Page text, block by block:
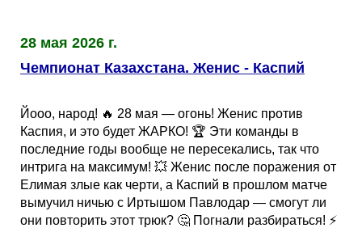
28 мая 2026 г.
Чемпионат Казахстана. Женис - Каспий
Йооо, народ! 🔥 28 мая — огонь! Женис против
Каспия, и это будет ЖАРКО! 🏆 Эти команды в
последние годы вообще не пересекались, так что
интрига на максимум! 💥 Женис после поражения от
Елимая злые как черти, а Каспий в прошлом матче
вымучил ничью с Иртышом Павлодар — смогут ли
они повторить этот трюк? 🤔 Погнали разбираться! ⚡